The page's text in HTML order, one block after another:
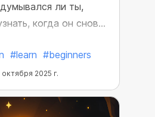
ли ты,
когда он снова
#learn #beginners
октября 2025 г.